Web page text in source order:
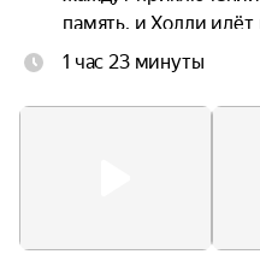
память, и Холли
чтобы отправиться с
неожиданных
1 час 23 минуты